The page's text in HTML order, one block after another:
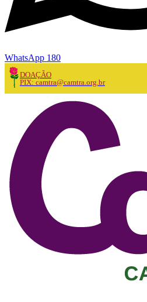
WhatsApp 180
DOAÇÃO
PIX: camtra@camtra.org.br